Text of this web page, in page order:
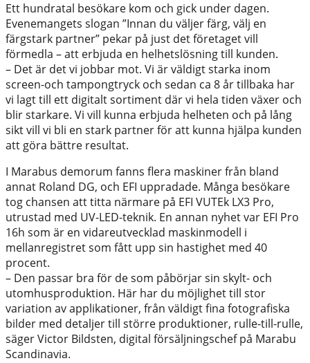
Ett hundratal besökare kom och gick under dagen.
Evenemangets slogan ”Innan du väljer färg, välj en
färgstark partner” pekar på just det företaget vill
förmedla – att erbjuda en helhetslösning till kunden.
– Det är det vi jobbar mot. Vi är väldigt starka inom
screen-och tampongtryck och sedan ca 8 år tillbaka har
vi lagt till ett digitalt sortiment där vi hela tiden växer och
blir starkare. Vi vill kunna erbjuda helheten och på lång
sikt vill vi bli en stark partner för att kunna hjälpa kunden
att göra bättre resultat.
I Marabus demorum fanns flera maskiner från bland
annat Roland DG, och EFI uppradade. Många besökare
tog chansen att titta närmare på EFI VUTEk LX3 Pro,
utrustad med UV-LED-teknik. En annan nyhet var EFI Pro
16h som är en vidareutvecklad maskinmodell i
mellanregistret som fått upp sin hastighet med 40
procent.
– Den passar bra för de som påbörjar sin skylt- och
utomhusproduktion. Här har du möjlighet till stor
variation av applikationer, från väldigt fina fotografiska
bilder med detaljer till större produktioner, rulle-till-rulle,
säger Victor Bildsten, digital försäljningschef på Marabu
Scandinavia.